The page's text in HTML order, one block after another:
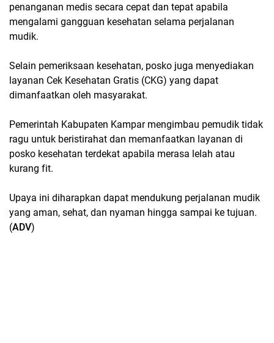
penanganan medis secara cepat dan tepat apabila
mengalami gangguan kesehatan selama perjalanan
mudik.
Selain pemeriksaan kesehatan, posko juga menyediakan
layanan Cek Kesehatan Gratis (CKG) yang dapat
dimanfaatkan oleh masyarakat.
Pemerintah Kabupaten Kampar mengimbau pemudik tidak
ragu untuk beristirahat dan memanfaatkan layanan di
posko kesehatan terdekat apabila merasa lelah atau
kurang fit.
Upaya ini diharapkan dapat mendukung perjalanan mudik
yang aman, sehat, dan nyaman hingga sampai ke tujuan.
(ADV)